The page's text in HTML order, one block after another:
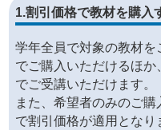
1.割引価格で教材を購入
学年全員で対象の教材
でご購入いただけるほ
でご受講いただけます。
また、希望者のみのご
で割引価格が適用となり